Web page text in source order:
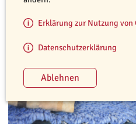
Erklärung zur Nutzung von
Datenschutzerklärung